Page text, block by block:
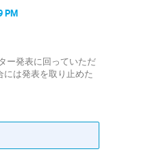
PM
ー発表に回っていただ
は発表を取り止めた